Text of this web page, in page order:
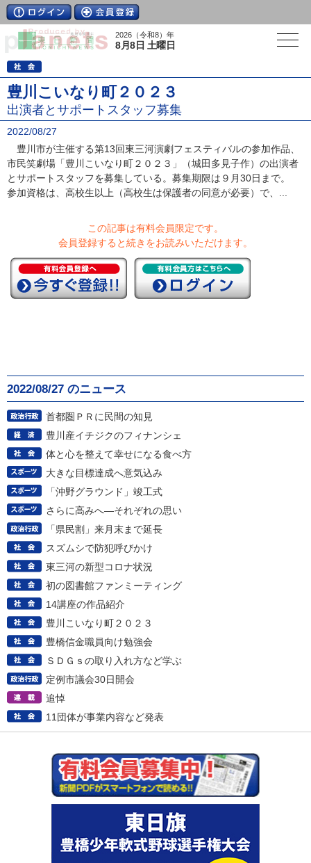
2026（令和8）年
8月8日 土曜日
豊川こいなり町２０２３
出演者とサポートスタッフ募集
2022/08/27
豊川市が主催する第13回東三河演劇フェスティバルの参加作品、
市民笑劇場「豊川こいなり町２０２３」（城田多見子作）の出演者
とサポートスタッフを募集している。募集期限は９月30日まで。
参加資格は、高校生以上（高校生は保護者の同意が必要）で、...
この記事は有料会員限定です。
会員登録すると続きをお読みいただけます。
2022/08/27 のニュース
首都圏ＰＲに民間の知見
豊川産イチジクのフィナンシェ
体と心を整えて幸せになる食べ方
大きな目標達成へ意気込み
「沖野グラウンド」竣工式
さらに高みへ―それぞれの思い
「県民割」来月末まで延長
スズムシで防犯呼びかけ
東三河の新型コロナ状況
初の図書館ファンミーティング
14講座の作品紹介
豊川こいなり町２０２３
豊橋信金職員向け勉強会
ＳＤＧｓの取り入れ方など学ぶ
定例市議会30日開会
追悼
11団体が事業内容など発表